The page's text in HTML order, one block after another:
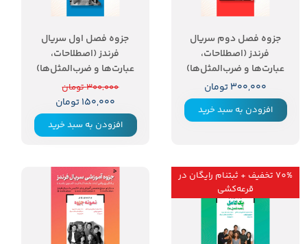
جزوه فصل دوم سریال
فرندز (اصطلاحات،
عبارت‌ها و ضرب‌المثل‌ها)
۳۰۰,۰۰۰ تومان
افزودن به سبد خرید
جزوه فصل اول سریال
فرندز (اصطلاحات،
عبارت‌ها و ضرب‌المثل‌ها)
۳۰۰,۰۰۰ تومان
۱۵۰,۰۰۰ تومان
افزودن به سبد خرید
70% تخفیف + ثبتنام رایگان در
قرعه‌کشی
۷۰ درصد